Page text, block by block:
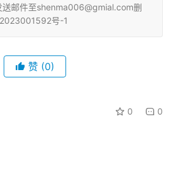
送邮件至shenma006@gmial.com删
号-1
赞 (0)
0 0